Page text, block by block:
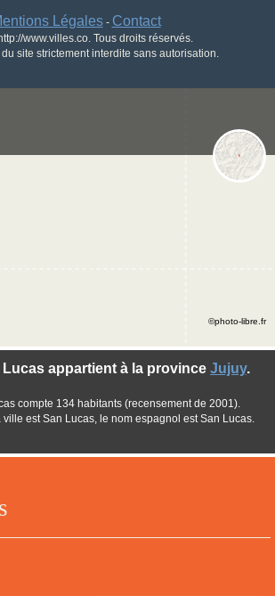
Légales- Contact
www.villes.co. Tous droits réservés.
site strictement interdite sans autorisation.
Lucas appartient à la province Jujuy.
compte 134 habitants (recensement de 2001).
ville est San Lucas, le nom espagnol est San Lucas.
©photo-libre.fr